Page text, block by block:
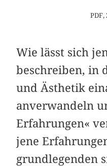
PDF,
Wie lässt sich
beschreiben, in
und Ästhetik
anverwandeln
Erfahrungen«
jene
grundlegenden